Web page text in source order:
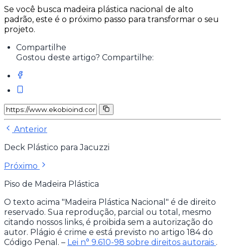
Se você busca madeira plástica nacional de alto
padrão, este é o próximo passo para transformar o seu
projeto.
Compartilhe
Gostou deste artigo? Compartilhe:
Anterior
Deck Plástico para Jacuzzi
Próximo
Piso de Madeira Plástica
O texto acima "Madeira Plástica Nacional" é de direito
reservado. Sua reprodução, parcial ou total, mesmo
citando nossos links, é proibida sem a autorização do
autor. Plágio é crime e está previsto no artigo 184 do
Código Penal. – Lei n° 9.610-98 sobre direitos autorais .